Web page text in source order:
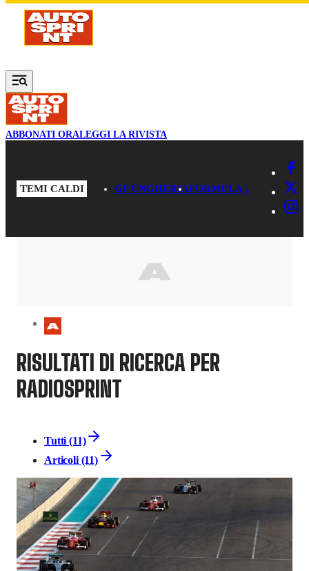
Vai al contenuto principale
ABBONATI ORALEGGI LA RIVISTA
TEMI CALDI GP UNGHERIAFORMULA 1
RISULTATI DI RICERCA PER
RADIOSPRINT
Tutti (11)
Articoli (11)